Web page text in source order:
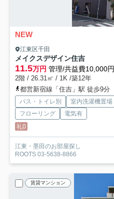
NEW
江東区千田
メイクスデザイン住吉
11.5万円 管理/共益費10,000円
2階 / 26.31㎡ / 1K /築12年
都営新宿線「住吉」駅 徒歩9分
バス・トイレ別 室内洗濯機置場
フローリング
電気有
礼0
江東・墨田のお部屋探し
ROOTS 03-5638-8866
賃貸マンション